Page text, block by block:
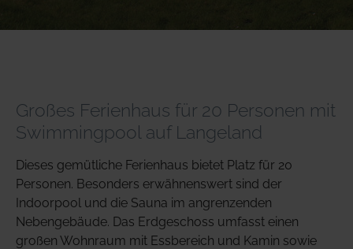
Großes Ferienhaus für 20 Personen mit
Swimmingpool auf Langeland
Dieses gemütliche Ferienhaus bietet Platz für 20
Personen. Besonders erwähnenswert sind der
Indoorpool und die Sauna im angrenzenden
Nebengebäude. Das Erdgeschoss umfasst einen
großen Wohnraum mit Essbereich und Kamin sowie